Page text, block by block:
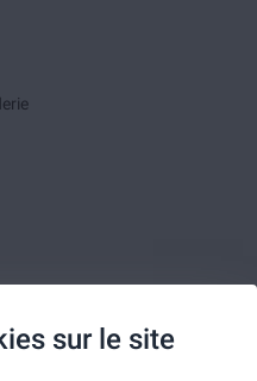
sur le site